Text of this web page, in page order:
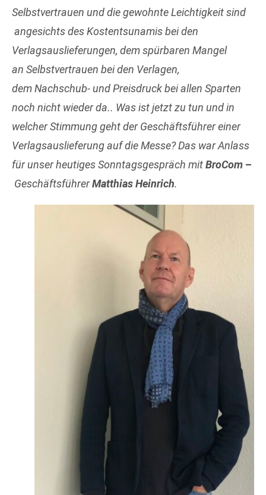
Selbstvertrauen und die gewohnte Leichtigkeit sind
angesichts des Kostentsunamis bei den
Verlagsauslieferungen, dem spürbaren Mangel
an Selbstvertrauen bei den Verlagen,
dem Nachschub- und Preisdruck bei allen Sparten
noch nicht wieder da.. Was ist jetzt zu tun und in
welcher Stimmung geht der Geschäftsführer einer
Verlagsauslieferung auf die Messe? Das war Anlass
für unser heutiges Sonntagsgespräch mitBroCom –
GeschäftsführerMatthias Heinrich.